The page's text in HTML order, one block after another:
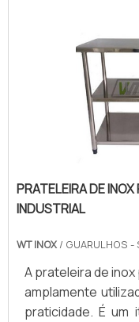
determinadas
PRODUTOAntes
PRATELEIRA DE
INDUSTRIAL
WT INOX / GUARULHOS -
A prateleira de
amplamente
praticidade. É um